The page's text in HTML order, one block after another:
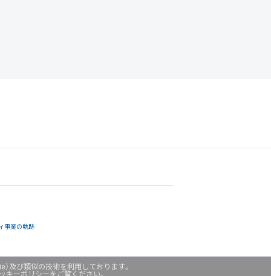
及び類似の技術を利用しております。
キーポリシーをご覧ください。
事業の軌跡